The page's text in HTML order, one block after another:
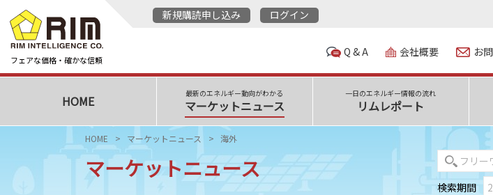
フェアな価格・確かな信頼
新規購読申し込み ログイン
Q & A 会社概要 お
HOME 最新のエネルギー動向がわかる
マーケットニュース
一日のエネルギー情報の流れ
リムレポート
HOME マーケットニュース 海外
マーケットニュース
検索期間